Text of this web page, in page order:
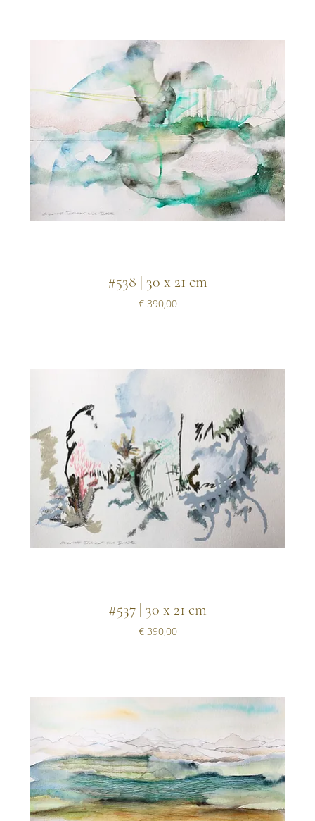
#538 | 30 x 21 cm
Prijs
€ 390,00
#537 | 30 x 21 cm
Prijs
€ 390,00